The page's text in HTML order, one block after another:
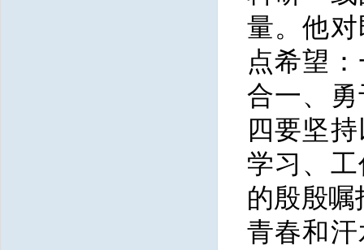
量。他
点希望
合一、
四要坚
学习、
的殷殷嘱
青春和